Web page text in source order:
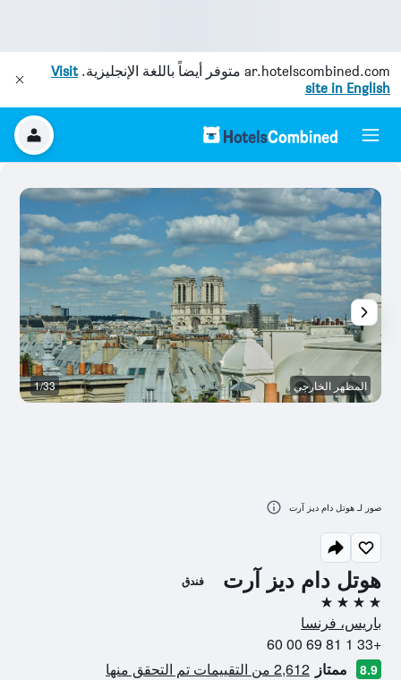
ar.hotelscombined.com متوفر أيضاً باللغة الإنجليزية.Visit
site in English
هوتل دام ديز آرت فندق
4 نجوم
باريس، فرنسا
+33 1 81 69 00 60
8.9 ممتاز 2,612 من التقييمات تم التحقق منها
المظهر الخارجي 1/33
صور لـ هوتل دام ديز آرت